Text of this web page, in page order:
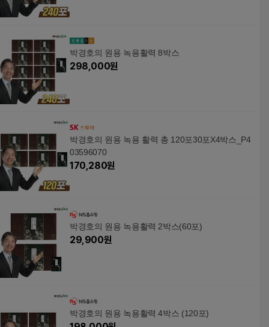
박경호의 원용 녹용활력 8박스
298,000원
박경호의 원용 녹용 활력 총 120포30포X4박스_P4
03596070
170,280원
박경호의 원용 녹용활력 2박스(60포)
29,900원
박경호의 원용 녹용활력 4박스 (120포)